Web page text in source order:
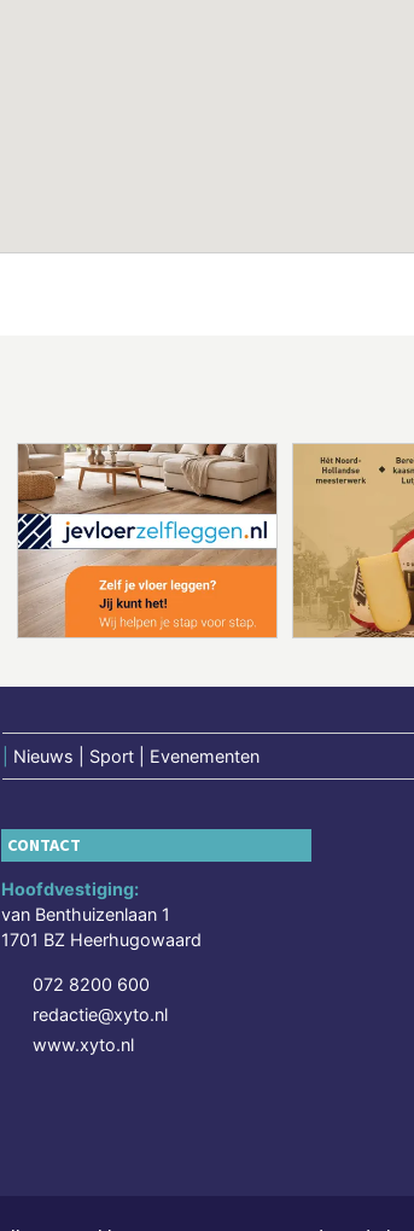
Nieuws | Sport | Evenementen
CONTACT
Hoofdvestiging:
van Benthuizenlaan 1
1701 BZ Heerhugowaard
072 8200 600
redactie@xyto.nl
www.xyto.nl